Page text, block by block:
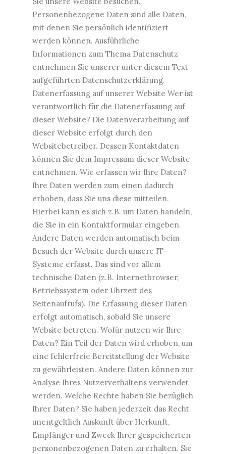
Personenbezogene Daten sind alle Daten,
mit denen Sie persönlich identifiziert
werden können. Ausführliche
Informationen zum Thema Datenschutz
entnehmen Sie unserer unter diesem Text
aufgeführten Datenschutzerklärung.
Datenerfassung auf unserer Website Wer ist
verantwortlich für die Datenerfassung auf
dieser Website? Die Datenverarbeitung auf
dieser Website erfolgt durch den
Websitebetreiber. Dessen Kontaktdaten
können Sie dem Impressum dieser Website
entnehmen. Wie erfassen wir Ihre Daten?
Ihre Daten werden zum einen dadurch
erhoben, dass Sie uns diese mitteilen.
Hierbei kann es sich z.B. um Daten handeln,
die Sie in ein Kontaktformular eingeben.
Andere Daten werden automatisch beim
Besuch der Website durch unsere IT-
Systeme erfasst. Das sind vor allem
technische Daten (z.B. Internetbrowser,
Betriebssystem oder Uhrzeit des
Seitenaufrufs). Die Erfassung dieser Daten
erfolgt automatisch, sobald Sie unsere
Website betreten. Wofür nutzen wir Ihre
Daten? Ein Teil der Daten wird erhoben, um
eine fehlerfreie Bereitstellung der Website
zu gewährleisten. Andere Daten können zur
Analyse Ihres Nutzerverhaltens verwendet
werden. Welche Rechte haben Sie bezüglich
Ihrer Daten? Sie haben jederzeit das Recht
unentgeltlich Auskunft über Herkunft,
Empfänger und Zweck Ihrer gespeicherten
personenbezogenen Daten zu erhalten. Sie